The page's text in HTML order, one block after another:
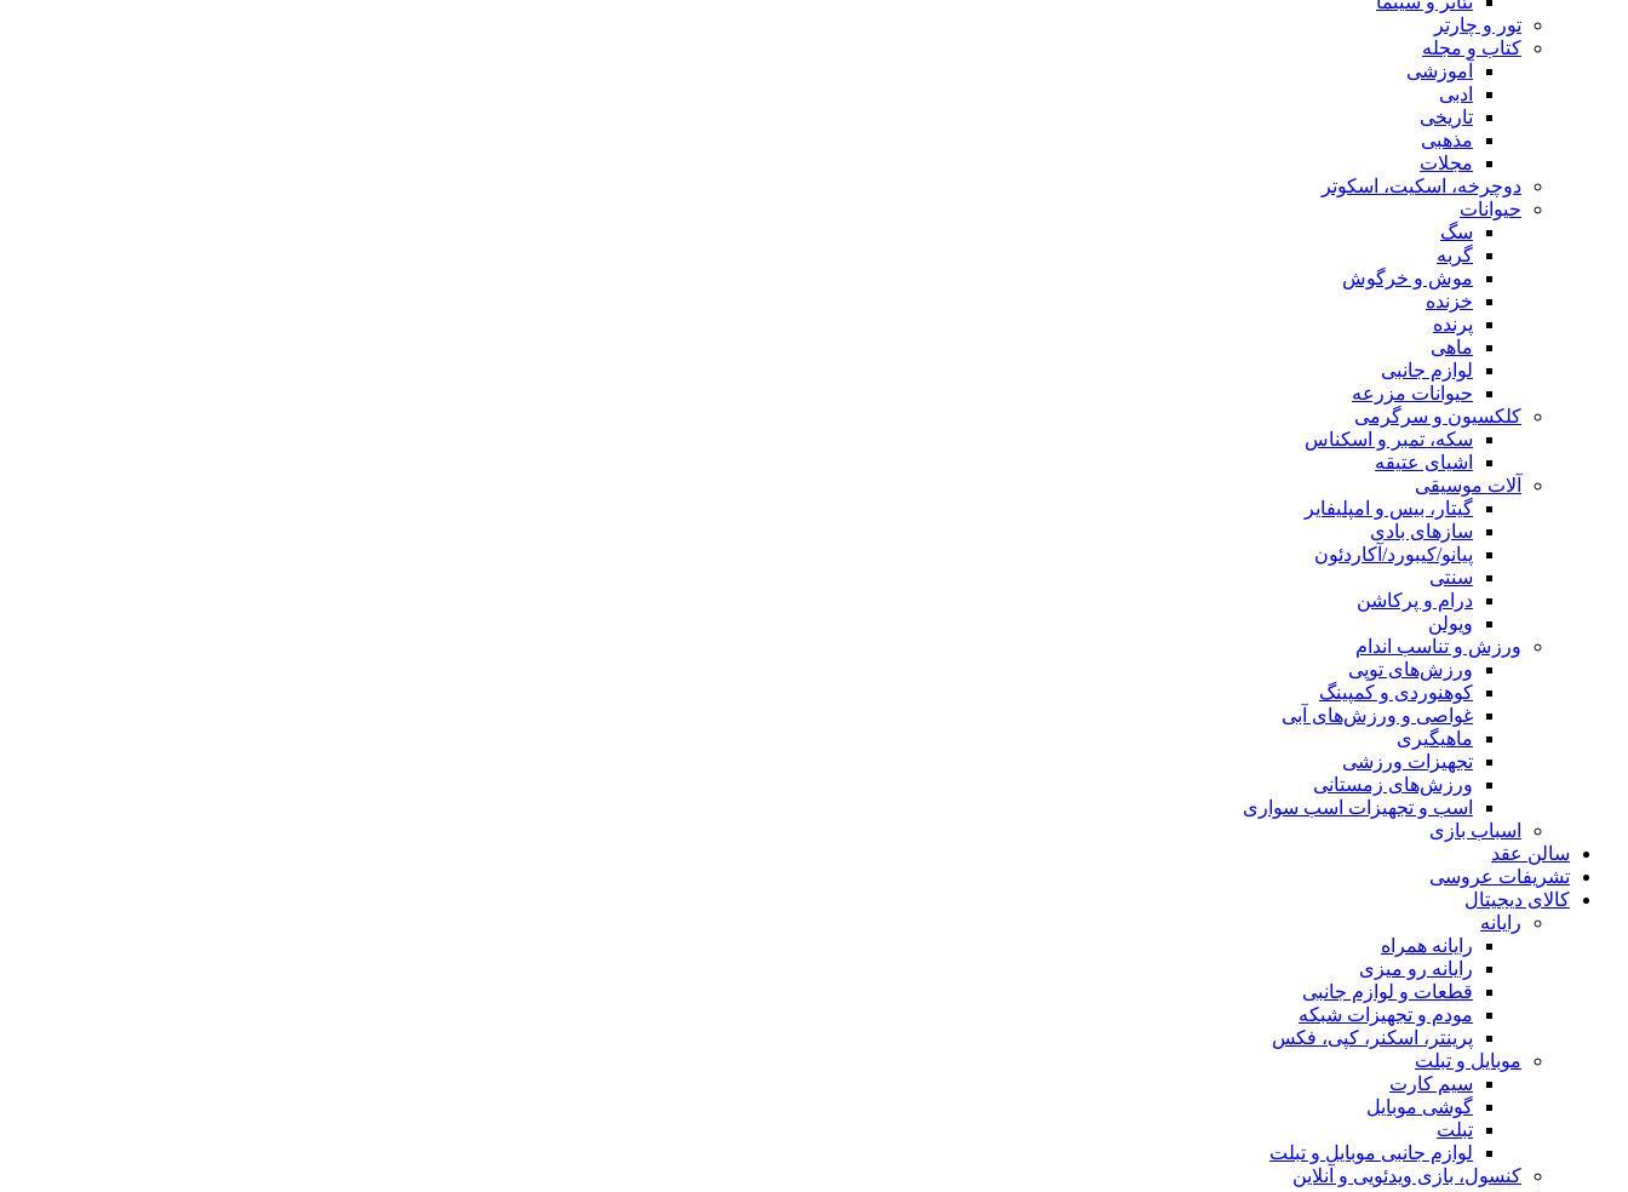
تور و چارتر
کتاب و مجله
آموزشی
ادبی
تاریخی
مذهبی
مجلات
دوچرخه، اسکیت، اسکوتر
حیوانات
سگ
گربه
موش و خرگوش
خزنده
پرنده
ماهی
لوازم جانبی
حیوانات مزرعه
کلکسیون و سرگرمی
سکه، تمبر و اسکناس
اشیای عتیقه
آلات موسیقی
گیتار، بیس و امپلیفایر
سازهای بادی
پیانو/کیبورد/آکاردئون
سنتی
درام و پرکاشن
ویولن
ورزش و تناسب اندام
ورزش‌های توپی
کوهنوردی و کمپینگ
غواصی و ورزش‌های آبی
ماهیگیری
تجهیزات ورزشی
ورزش‌های زمستانی
اسب و تجهیزات اسب سواری
اسباب‌ بازی
سالن عقد
تشریفات عروسی
کالای دیجیتال
رایانه
رایانه همراه
رایانه رو میزی
قطعات و لوازم جانبی
مودم و تجهیزات شبکه
پرینتر، اسکنر، کپی، فکس
موبایل و تبلت
سیم کارت
گوشی موبایل
تبلت
لوازم جانبی موبایل و تبلت
کنسول، بازی‌ ویدئویی و آنلاین